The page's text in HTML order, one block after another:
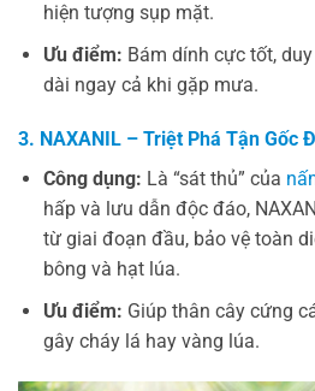
hiện tượng sụp mặt.
Ưu điểm: Bám dính cực tốt,
dài ngay cả khi gặp mưa.
3. NAXANIL – Triệt Phá Tận Gốc
Công dụng: Là “sát thủ” của
hấp và lưu dẫn độc đáo,
từ giai đoạn đầu, bảo vệ toàn
bông và hạt lúa.
Ưu điểm: Giúp thân cây cứng
gây cháy lá hay vàng lúa.